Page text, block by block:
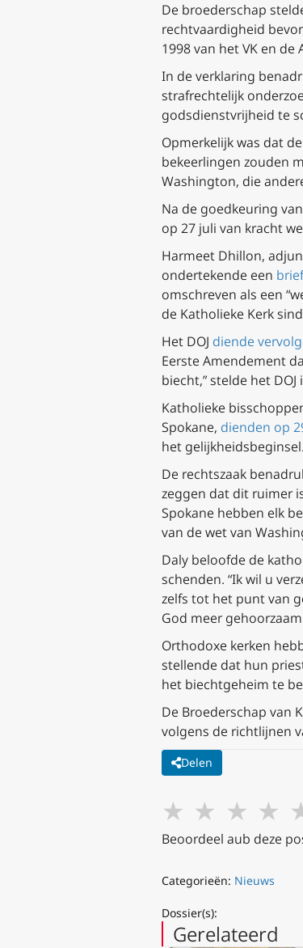
De broederschap
rechtvaardigheid
1998 van het VK en
In de verklaring
strafrechtelijk
godsdienstvrijheid te
Opmerkelijk was dat
bekeerlingen zouden
Washington, die
Na de goedkeuring
op 27 juli van kracht
Harmeet Dhillon,
ondertekende een brief
omschreven als een
de Katholieke Kerk
Het DOJ diende
Eerste Amendement
biecht,” stelde het
Katholieke
Spokane, dienden op
het gelijkheidsbeginsel.
De rechtszaak
zeggen dat dit ruimer
Spokane hebben elk
van de wet van
Daly beloofde de
schenden. “Ik wil u
zelfs tot het punt van
God meer
Orthodoxe kerken
stellende dat hun
het biechtgeheim te
De Broederschap van
volgens de richtlijnen
Delen
★ ★ ★ ★
Beoordeel aub deze
Categorieën: Nieuws
Dossier(s):
Gerelateerd